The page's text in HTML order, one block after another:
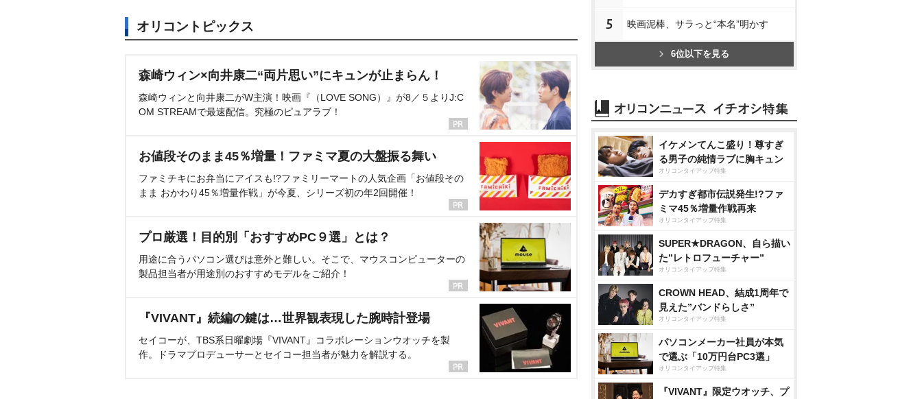
オリコントピックス
森崎ウィン×向井康二“両片思い”にキュンが止まらん！
森崎ウィンと向井康二がW主演！映画『（LOVE SONG）』が8／５よりJ:C
OM STREAMで最速配信。究極のピュアラブ！
お値段そのまま45％増量！ファミマ夏の大盤振る舞い
ファミチキにお弁当にアイスも!?ファミリーマートの人気企画「お値段その
まま おかわり45％増量作戦」が今夏、シリーズ初の年2回開催！
プロ厳選！目的別「おすすめPC９選」とは？
用途に合うパソコン選びは意外と難しい。そこで、マウスコンピューターの
製品担当者が用途別のおすすめモデルをご紹介！
『VIVANT』続編の鍵は…世界観表現した腕時計登場
セイコーが、TBS系日曜劇場『VIVANT』コラボレーションウオッチを製
作。ドラマプロデューサーとセイコー担当者が魅力を解説する。
5 映画泥棒、サラっと“本名”明かす
6位以下を見る
イケメンてんこ盛り！尊すぎ
る男子の純情ラブに胸キュン
オリコンタイアップ特集
デカすぎ都市伝説発生!?ファ
ミマ45％増量作戦再来
オリコンタイアップ特集
SUPER★DRAGON、自ら描い
た”レトロフューチャー”
オリコンタイアップ特集
CROWN HEAD、結成1周年で
見えた”バンドらしさ”
オリコンタイアップ特集
パソコンメーカー社員が本気
で選ぶ「10万円台PC3選」
オリコンタイアップ特集
『VIVANT』限定ウオッチ、プ